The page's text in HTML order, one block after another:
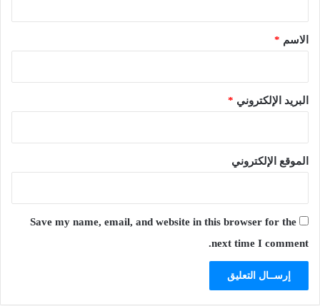
*الاسم *
البريد الإلكتروني *
الموقع الإلكتروني
Save my name, email, and website in this browser for the
next time I comment.